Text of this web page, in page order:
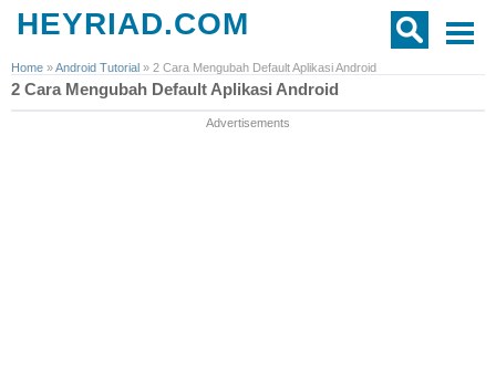
HEYRIAD.COM
Home »Android Tutorial » 2 Cara Mengubah Default Aplikasi Android
2 Cara Mengubah Default Aplikasi Android
Advertisements